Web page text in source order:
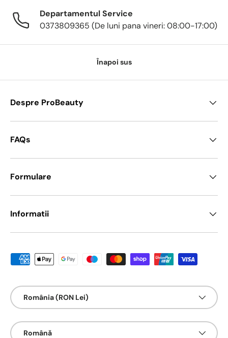
Departamentul Service
0373809365 (De luni pana vineri: 08:00-17:00)
Înapoi sus
Despre ProBeauty
FAQs
Formulare
Informatii
Metode de platā acceptate
Țarǎ/Regiune
România (RON Lei)
Limbā
Română